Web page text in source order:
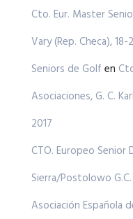
Cto. Eur. Master
Vary (Rep. Checa),
Seniors de Golf en
Asociaciones, G. C.
2017
CTO. Europeo Senior
Sierra/Postolowo
Asociación Española